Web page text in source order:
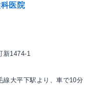
医院
新1474-1
線大平下駅より、車で10分